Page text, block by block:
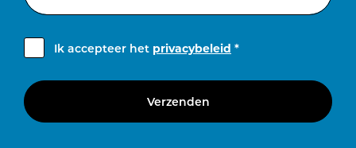
Ik accepteer het privacybeleid *
Verzenden